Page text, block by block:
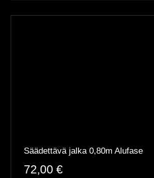
Säädettävä jalka 0,80m Alufase
72,00 €